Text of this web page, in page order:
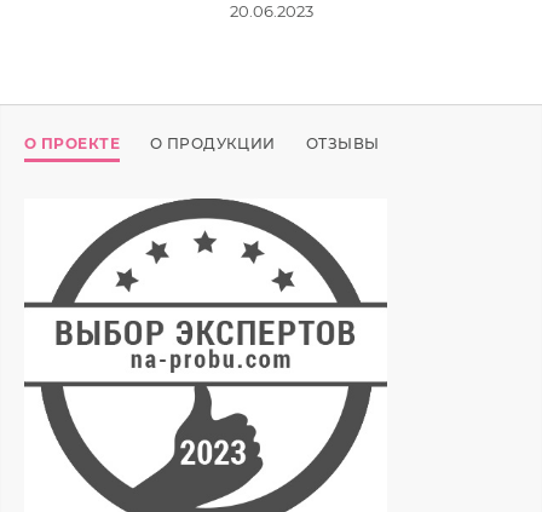
20.06.2023
О ПРОЕКТЕ О ПРОДУКЦИИ ОТЗЫВЫ